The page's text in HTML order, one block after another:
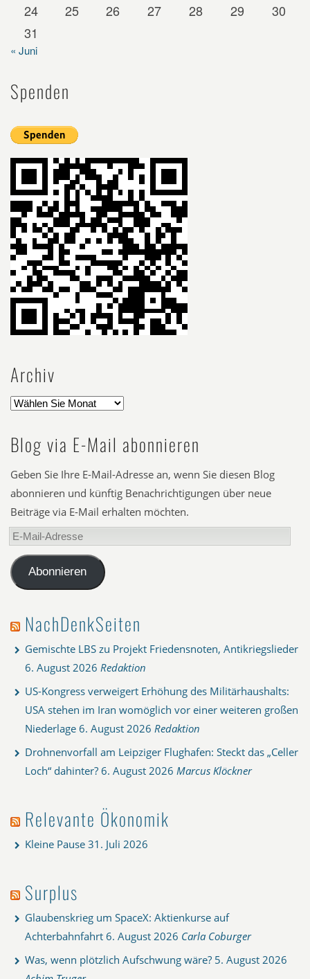
24 25 26 27 28 29
30
31
« Juni
Spenden
Archiv
Blog via E-Mail abonnieren
Geben Sie Ihre E-Mail-Adresse an, wenn Sie diesen Blog
abonnieren und künftig Benachrichtigungen über neue
Beiträge via E-Mail erhalten möchten.
E-
Mail-
AdresseAbonnieren
NachDenkSeiten
Gemischte LBS zu Projekt Friedensnoten, Antikriegslieder
6. August 2026 Redaktion
US-Kongress verweigert Erhöhung des Militärhaushalts:
USA stehen im Iran womöglich vor einer weiteren großen
Niederlage 6. August 2026 Redaktion
Drohnenvorfall am Leipziger Flughafen: Steckt das „Celler
Loch“ dahinter? 6. August 2026 Marcus Klöckner
Relevante Ökonomik
Kleine Pause 31. Juli 2026
Surplus
Glaubenskrieg um SpaceX: Aktienkurse auf
Achterbahnfahrt 6. August 2026 Carla Coburger
Was, wenn plötzlich Aufschwung wäre? 5. August 2026